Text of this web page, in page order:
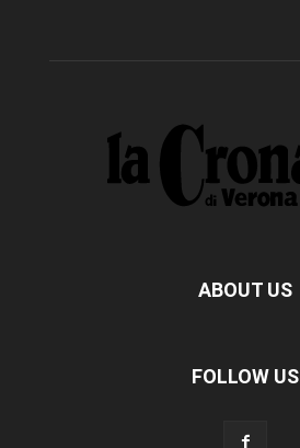
ABOUT US
FOLLOW US